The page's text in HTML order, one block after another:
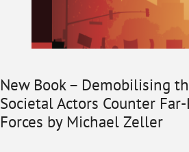
New Book – Demobilising
Societal Actors Counter
Forces by Michael Zeller